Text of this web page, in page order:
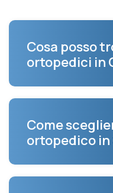
Cosa posso
ortopedici in
Come
ortopedico in